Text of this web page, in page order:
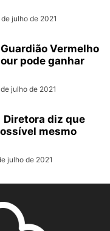
julho de 2021
Vermelho
pode ganhar
julho de 2021
Diretora diz que
mesmo
julho de 2021